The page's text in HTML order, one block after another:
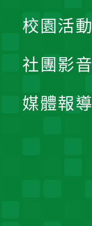
校園活動
社團影音
媒體報導